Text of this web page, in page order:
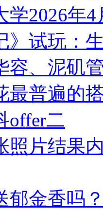
学2026年
》试玩：
容、泥矶
最普遍的
offer二
照片结果
郁金香吗